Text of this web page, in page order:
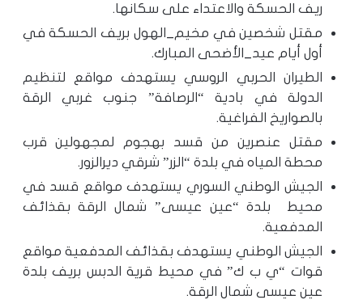
ريف الحسكة والاعتداء على سكانها.
مقتل شخصين في مخيم_الهول بريف الحسكة في
أول أيام عيد_الأضحى المبارك.
الطيران الحربي الروسي يستهدف مواقع لتنظيم
الدولة في بادية “الرصافة” جنوب غربي الرقة
بالصواريخ الفراغية.
مقتل عنصرين من قسد بهجوم لمجهولين قرب
محطة المياه في بلدة “الزر” شرقي ديرالزور.
الجيش الوطني السوري يستهدف مواقع قسد في
محيط بلدة “عين عيسى” شمال الرقة بقذائف
المدفعية.
الجيش الوطني يستهدف بقذائف المدفعية مواقع
قوات “ي ب ك” في محيط قرية الدبس بريف بلدة
عين عيسى شمال الرقة.